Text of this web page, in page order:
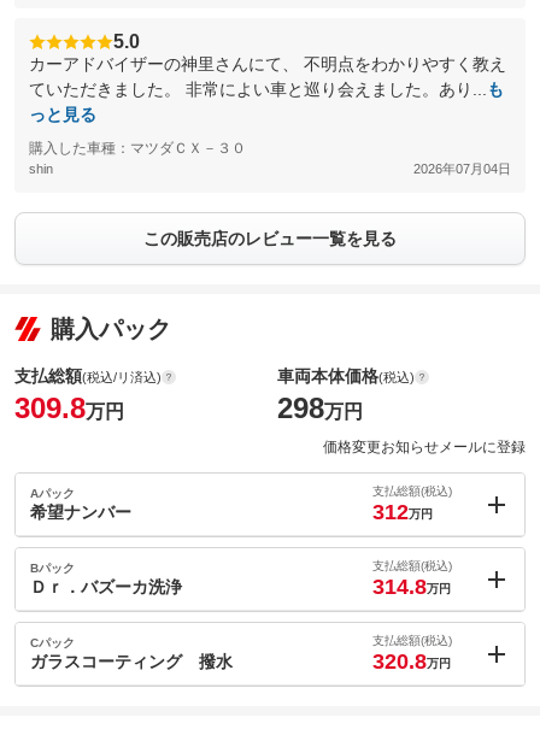
5.0
カーアドバイザーの神里さんにて、 不明点をわかりやすく教え
ていただきました。 非常によい車と巡り会えました。あり...
も
っと見る
購入した車種：マツダＣＸ－３０
shin 2026年07月04日
この販売店のレビュー一覧を見る
購入パック
支払総額(税込/リ済込)
309.8万円
車両本体価格(税込)
298万円
価格変更お知らせメールに登録
Aパック
希望ナンバー
支払総額(税込)
312万円
内：オプシ
ョン価格
(税込)
車両本体価
298万円
Bパック
Ｄｒ．バズーカ洗浄
支払総額(税込)
314.8万円
内：オプシ
ョン価格
(税込)
車両本体価
Cパック
ガラスコーティング 撥水
支払総額(税込)
320.8万円